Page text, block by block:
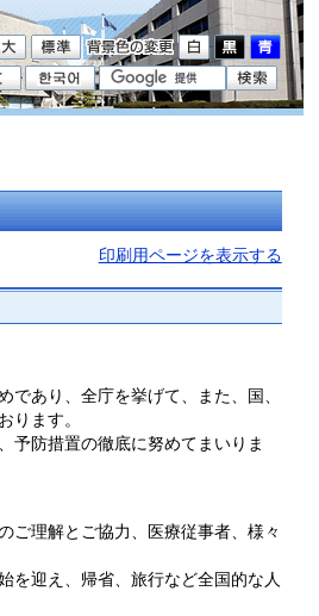
印刷用ページを表示する
あり、全庁を挙げて、また、国、
ります。
予防措置の徹底に努めてまいりま
ご理解とご協力、医療従事者、様々
を迎え、帰省、旅行など全国的な人